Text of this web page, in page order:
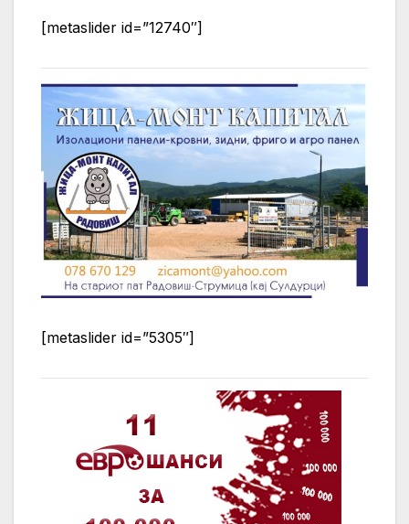
[metaslider id=”12740″]
[metaslider id=”5305″]